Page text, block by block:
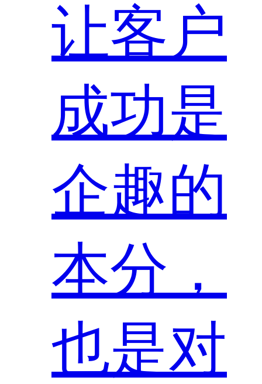
让客户
成功是
企趣的
本分，
也是对